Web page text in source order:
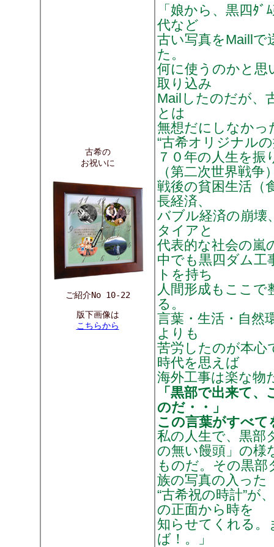
古希の
お祝いに
ご紹介No 10-22
版下画像は
こちらから
「娘から、黒四ﾀ
代など
古い写真をMaillで
た。
何に使うのかと思
取り込み
Mailしたのだが、
とは
無想だにしなかっ
“古希オリジナル
７０年の人生を振
（第二次世界戦争
戦後の貧困生活（
長経済、
バブル経済の崩壊
タイアと
代表的な社会の嵐
中でも黒四ダム工
トを持ち
人間形成もここ
る。
言葉・生活・自然
よりも
苦労したのが本心
時代を思えば
海外工事は楽な物
「黒部で出来て
のだ・・」
この言葉がすべ
私の人生で、黒部
の無い饅頭」の様
ものだ。その黒
族の写真の入った
“古希祝の時計”が
の正面から時を
知らせてくれる
ば！。」